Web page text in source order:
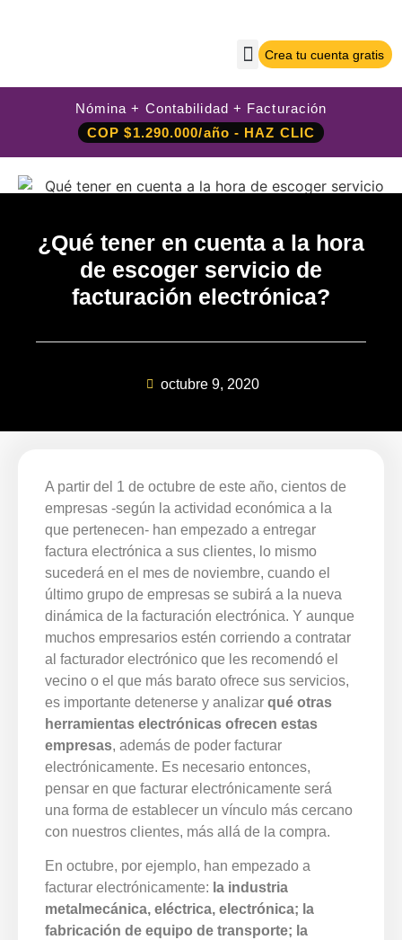
Crea tu cuenta gratis
Nómina + Contabilidad + Facturación
COP $1.290.000/año - HAZ CLIC
¿Qué tener en cuenta a la hora
de escoger servicio de
facturación electrónica?
octubre 9, 2020
A partir del 1 de octubre de este año, cientos de
empresas -según la actividad económica a la
que pertenecen- han empezado a entregar
factura electrónica a sus clientes, lo mismo
sucederá en el mes de noviembre, cuando el
último grupo de empresas se subirá a la nueva
dinámica de la facturación electrónica. Y aunque
muchos empresarios estén corriendo a contratar
al facturador electrónico que les recomendó el
vecino o el que más barato ofrece sus servicios,
es importante detenerse y analizar qué otras
herramientas electrónicas ofrecen estas
empresas, además de poder facturar
electrónicamente. Es necesario entonces,
pensar en que facturar electrónicamente será
una forma de establecer un vínculo más cercano
con nuestros clientes, más allá de la compra.
En octubre, por ejemplo, han empezado a
facturar electrónicamente: la industria
metalmecánica, eléctrica, electrónica; la
fabricación de equipo de transporte; la